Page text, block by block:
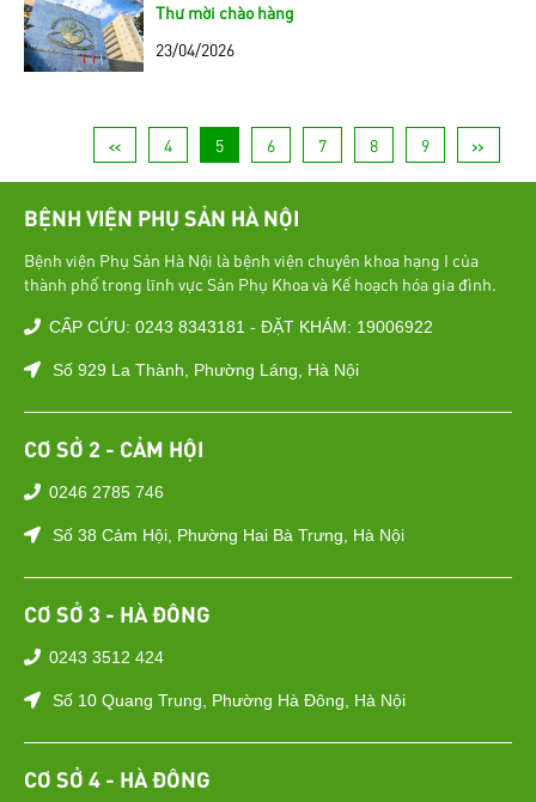
Thư mời chào hàng
23/04/2026
<< 4 5 6 7 8 9 >>
BỆNH VIỆN PHỤ SẢN HÀ NỘI
Bệnh viện Phụ Sản Hà Nội là bệnh viện chuyên khoa hạng I của
thành phố trong lĩnh vực Sản Phụ Khoa và Kế hoạch hóa gia đình.
CẤP CỨU: 0243 8343181 - ĐẶT KHÁM: 19006922
Số 929 La Thành, Phường Láng, Hà Nội
CƠ SỞ 2 - CẢM HỘI
0246 2785 746
Số 38 Cảm Hội, Phường Hai Bà Trưng, Hà Nội
CƠ SỞ 3 - HÀ ĐÔNG
0243 3512 424
Số 10 Quang Trung, Phường Hà Đông, Hà Nội
CƠ SỞ 4 - HÀ ĐÔNG